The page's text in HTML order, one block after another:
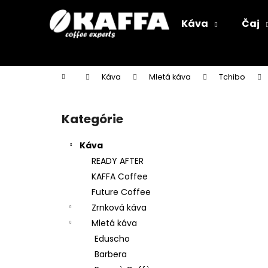
Káva Čaj
Domov Káva Mletá káva Tchibo
Preskočiť
kategórie
Kategórie
Káva
READY AFTER
KAFFA Coffee
Future Coffee
Zrnková káva
Mletá káva
Eduscho
Barbera
k
Späť
obchodu
Späť
obchodu